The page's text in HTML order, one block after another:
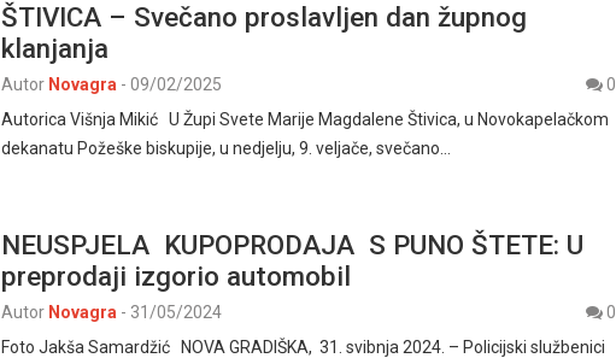
ŠTIVICA – Svečano proslavljen dan župnog
klanjanja
Autor Novagra - 09/02/2025
0
Autorica Višnja Mikić U Župi Svete Marije Magdalene Štivica, u Novokapelačkom
dekanatu Požeške biskupije, u nedjelju, 9. veljače, svečano…
NEUSPJELA KUPOPRODAJA S PUNO ŠTETE: U
preprodaji izgorio automobil
Autor Novagra - 31/05/2024
0
Foto Jakša Samardžić NOVA GRADIŠKA, 31. svibnja 2024. – Policijski službenici